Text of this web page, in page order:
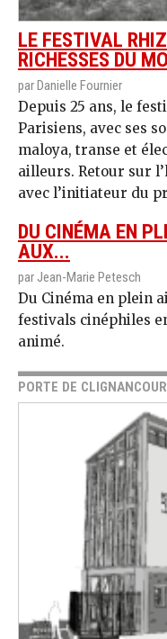
LE FESTIVAL
RICHESSES DU
par Danielle Fournier
Depuis 25 ans, le
Parisiens, avec ses
maloya, transe et
ailleurs. Retour sur
avec l’initiateur du
DU CINÉMA EN
AUX...
par Jean-Marie Petesch
Du Cinéma en plein
festivals cinéphiles
animé.
PORTE DE